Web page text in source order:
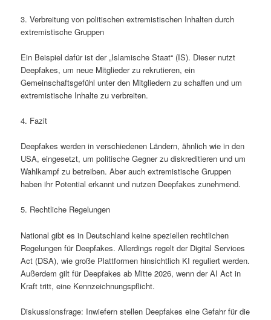
3. Verbreitung von politischen extremistischen Inhalten durch
extremistische Gruppen
Ein Beispiel dafür ist der „Islamische Staat“ (IS). Dieser nutzt
Deepfakes, um neue Mitglieder zu rekrutieren, ein
Gemeinschaftsgefühl unter den Mitgliedern zu schaffen und um
extremistische Inhalte zu verbreiten.
4. Fazit
Deepfakes werden in verschiedenen Ländern, ähnlich wie in den
USA, eingesetzt, um politische Gegner zu diskreditieren und um
Wahlkampf zu betreiben. Aber auch extremistische Gruppen
haben ihr Potential erkannt und nutzen Deepfakes zunehmend.
5. Rechtliche Regelungen
National gibt es in Deutschland keine speziellen rechtlichen
Regelungen für Deepfakes. Allerdings regelt der Digital Services
Act (DSA), wie große Plattformen hinsichtlich KI reguliert werden.
Außerdem gilt für Deepfakes ab Mitte 2026, wenn der AI Act in
Kraft tritt, eine Kennzeichnungspflicht.
Diskussionsfrage: Inwiefern stellen Deepfakes eine Gefahr für die